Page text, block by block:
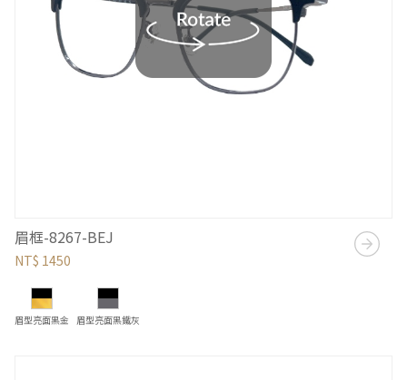
眉框-8267-BEJ
NT$ 1450
眉型亮面黑金 眉型亮面黑鐵灰